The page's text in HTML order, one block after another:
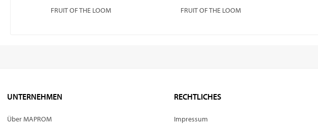
FRUIT OF THE LOOM FRUIT OF THE LOOM
UNTERNEHMEN
Über MAPROM
RECHTLICHES
Impressum